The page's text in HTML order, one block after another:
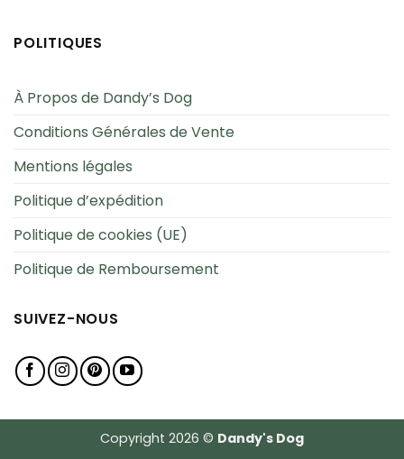
POLITIQUES
À Propos de Dandy’s Dog
Conditions Générales de Vente
Mentions légales
Politique d’expédition
Politique de cookies (UE)
Politique de Remboursement
SUIVEZ-NOUS
Copyright 2026 © Dandy's Dog